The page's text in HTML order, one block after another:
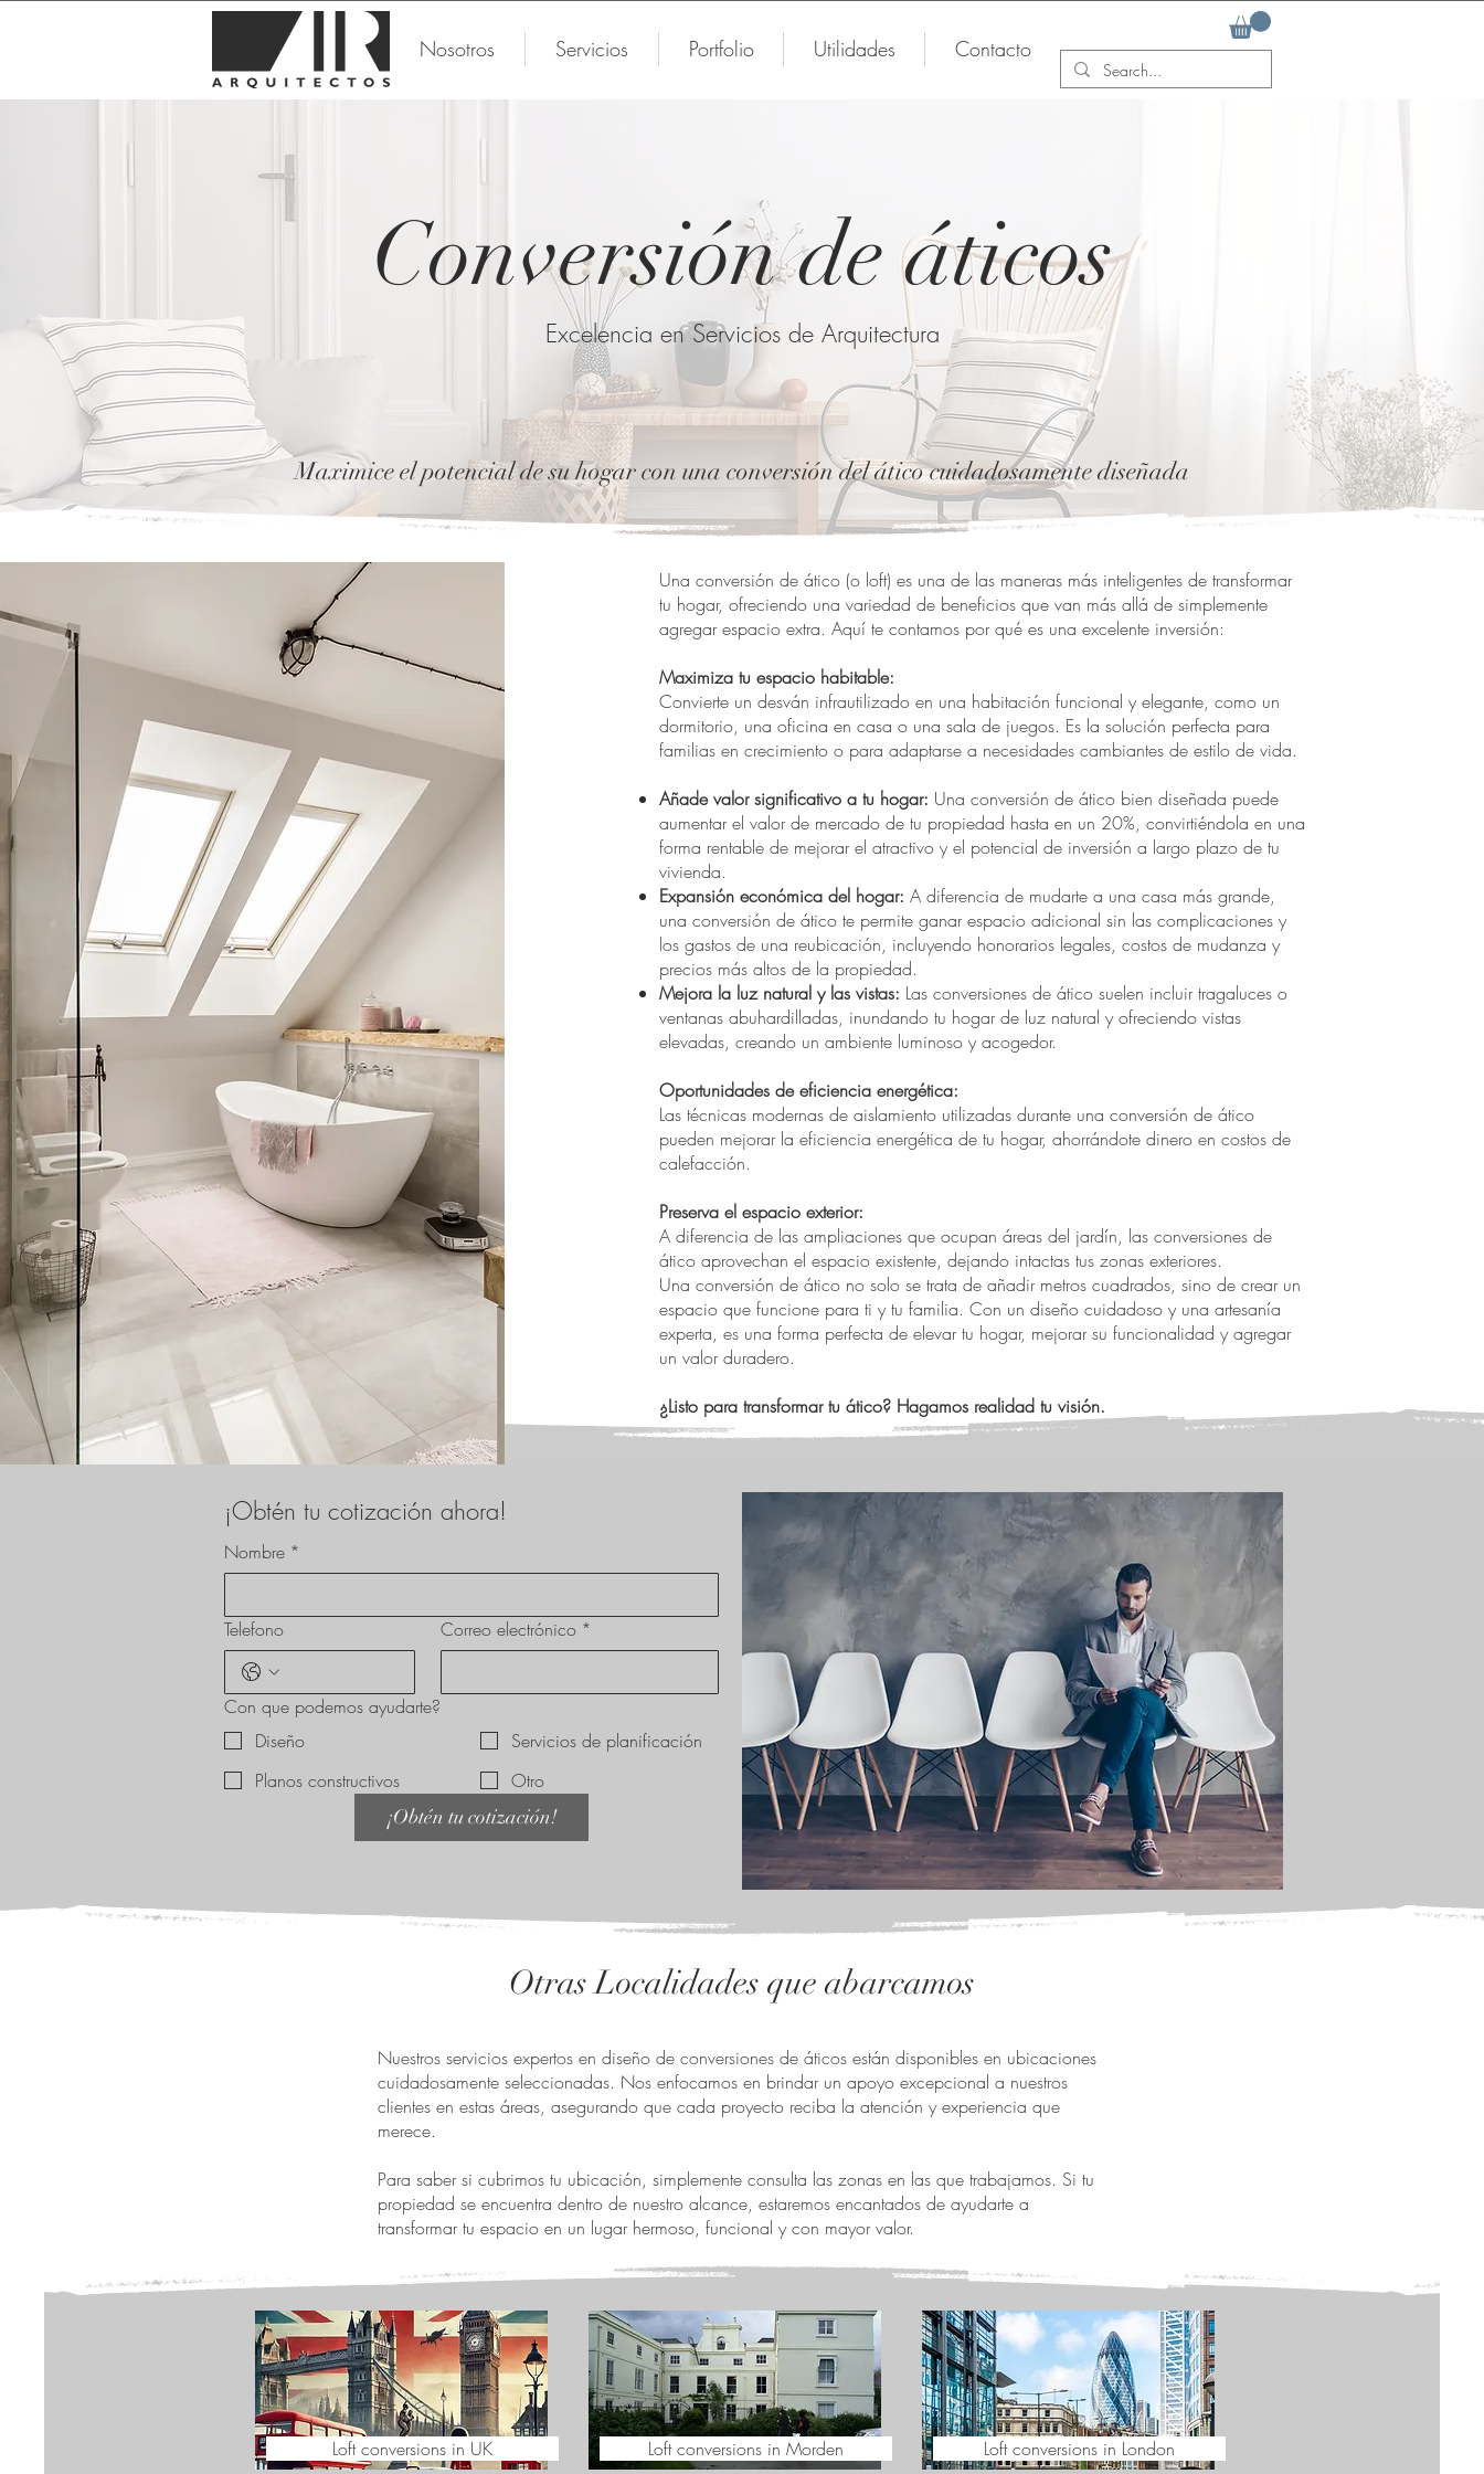
Nosotros Servicios Portfolio Utilidades Contacto
Conversión de áticos
Excelencia en Servicios de Arquitectura
Maximice el potencial de su hogar con una conversión del ático cuidadosamente diseñada
Una conversión de ático (o loft) es una de las maneras más inteligentes de transformar
tu hogar, ofreciendo una variedad de beneficios que van más allá de simplemente
agregar espacio extra. Aquí te contamos por qué es una excelente inversión:
Maximiza tu espacio habitable:
Convierte un desván infrautilizado en una habitación funcional y elegante, como un
dormitorio, una oficina en casa o una sala de juegos. Es la solución perfecta para
familias en crecimiento o para adaptarse a necesidades cambiantes de estilo de vida.
Añade valor significativo a tu hogar: Una conversión de ático bien diseñada puede
aumentar el valor de mercado de tu propiedad hasta en un 20%, convirtiéndola en una
forma rentable de mejorar el atractivo y el potencial de inversión a largo plazo de tu
vivienda.
Expansión económica del hogar: A diferencia de mudarte a una casa más grande,
una conversión de ático te permite ganar espacio adicional sin las complicaciones y
los gastos de una reubicación, incluyendo honorarios legales, costos de mudanza y
precios más altos de la propiedad.
Mejora la luz natural y las vistas: Las conversiones de ático suelen incluir tragaluces o
ventanas abuhardilladas, inundando tu hogar de luz natural y ofreciendo vistas
elevadas, creando un ambiente luminoso y acogedor.
Oportunidades de eficiencia energética:
Las técnicas modernas de aislamiento utilizadas durante una conversión de ático
pueden mejorar la eficiencia energética de tu hogar, ahorrándote dinero en costos de
calefacción.
Preserva el espacio exterior:
A diferencia de las ampliaciones que ocupan áreas del jardín, las conversiones de
ático aprovechan el espacio existente, dejando intactas tus zonas exteriores.
Una conversión de ático no solo se trata de añadir metros cuadrados, sino de crear un
espacio que funcione para ti y tu familia. Con un diseño cuidadoso y una artesanía
experta, es una forma perfecta de elevar tu hogar, mejorar su funcionalidad y agregar
un valor duradero.
¿Listo para transformar tu ático? Hagamos realidad tu visión.
¡Obtén tu cotización ahora!
Nombre *
Telefono Correo electrónico *
Con que podemos ayudarte?
Diseño
Servicios de planificación
Planos constructivos
Otro
¡Obtén tu cotización!
Otras Localidades que abarcamos
Nuestros servicios expertos en diseño de conversiones de áticos están disponibles en ubicaciones
cuidadosamente seleccionadas. Nos enfocamos en brindar un apoyo excepcional a nuestros
clientes en estas áreas, asegurando que cada proyecto reciba la atención y experiencia que
merece.
Para saber si cubrimos tu ubicación, simplemente consulta las zonas en las que trabajamos. Si tu
propiedad se encuentra dentro de nuestro alcance, estaremos encantados de ayudarte a
transformar tu espacio en un lugar hermoso, funcional y con mayor valor.
Loft conversions in UK Loft conversions in Morden Loft conversions in London